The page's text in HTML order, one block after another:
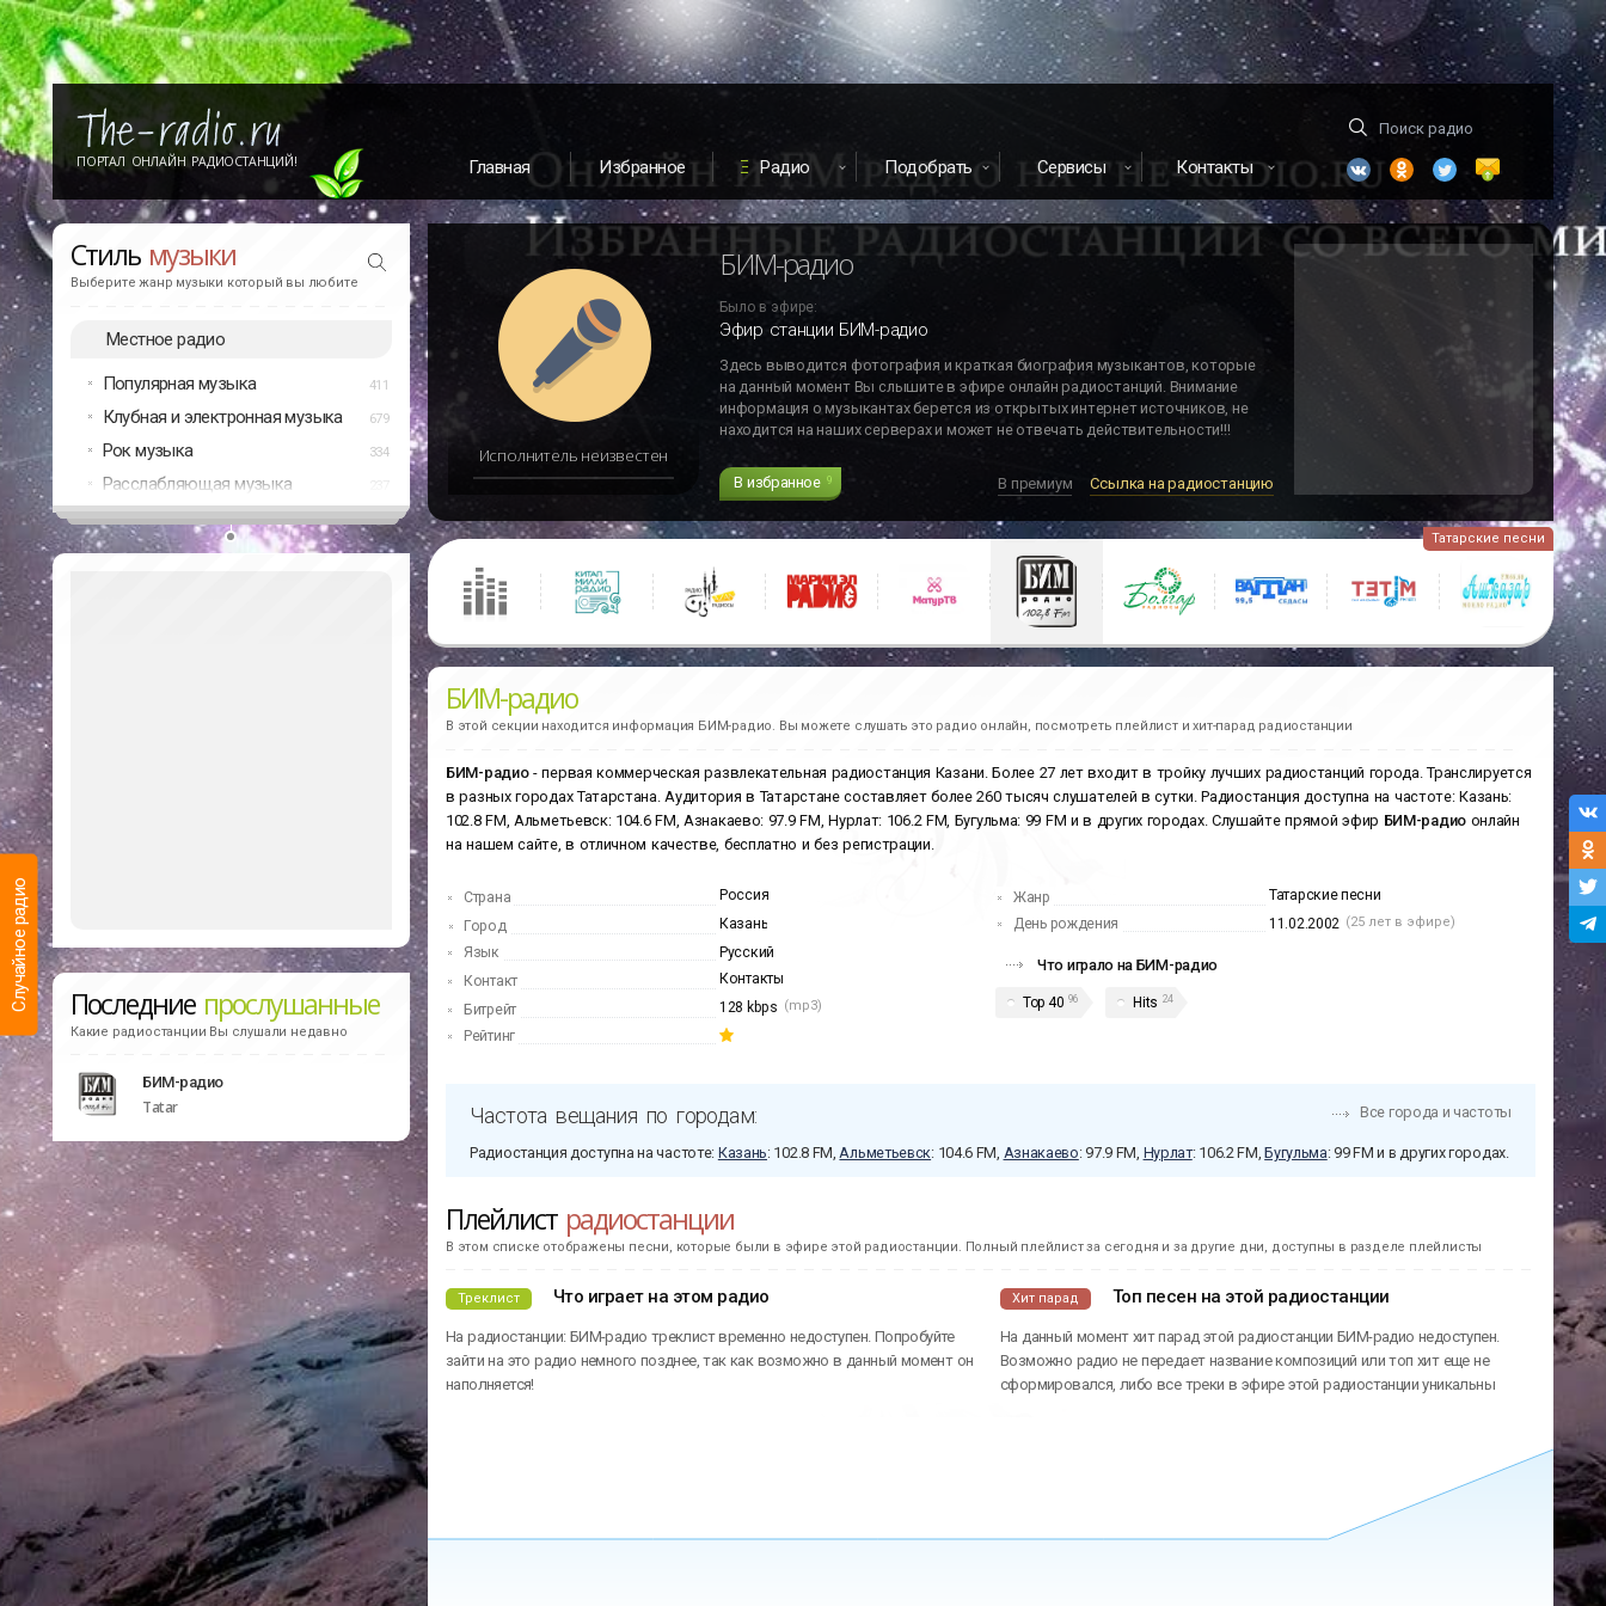
Случайное радио
ПОРТАЛ ОНЛАЙН РАДИОСТАНЦИЙ! Главная Избранное Радио Подобрать Сервисы Контакты
Стиль музыки
Выберите жанр музыки который вы любите
Местное радио
Популярная музыка 411
Клубная и электронная музыка 679
Рок музыка 334
Расслабляющая музыка
Последние прослушанные
Какие радиостанции Вы слушали недавно
БИМ-радио
Tatar
Исполнитель неизвестен
БИМ-радио
Было в эфире:
Эфир станции БИМ-радио
Здесь выводится фотография и краткая биография музыкантов, которые
на данный момент Вы слышите в эфире онлайн радиостанций. Внимание
информация о музыкантах берется из открытых интернет источников, не
находится на наших серверах и может не отвечать действительности!!!
В избранное 9 В премиум Ссылка на радиостанцию
Татарские песни
БИМ-радио
В этой секции находится информация БИМ-радио. Вы можете слушать это радио онлайн, посмотреть плейлист и хит-парад радиостанции
БИМ-радио- первая коммерческая развлекательная радиостанция Казани. Более 27 лет входит в тройку лучших радиостанций города. Транслируется
в разных городах Татарстана. Аудитория в Татарстане составляет более 260 тысяч слушателей в сутки. Радиостанция доступна на частоте: Казань:
102.8 FM, Альметьевск: 104.6 FM, Азнакаево: 97.9 FM, Нурлат: 106.2 FM, Бугульма: 99 FM и в других городах. Слушайте прямой эфир БИМ-радио онлайн
на нашем сайте, в отличном качестве, бесплатно и без регистрации.
Страна
Россия
Город
Казань
Язык
Русский
Контакт
Контакты
Битрейт
128 kbps (mp3)
Рейтинг
Жанр
Татарские песни
День рождения
11.02.2002 (25 лет в эфире)
Что играло на БИМ-радио
Top 40 96 Hits 24
Частота вещания по городам: Все города и частоты
Радиостанция доступна на частоте: Казань: 102.8 FM, Альметьевск: 104.6 FM, Азнакаево: 97.9 FM, Нурлат: 106.2 FM,Бугульма: 99 FM и в других городах.
Плейлист радиостанции
В этом списке отображены песни, которые были в эфире этой радиостанции. Полный плейлист за сегодня и за другие дни, доступны в разделе плейлисты
Треклист Что играет на этом радио
На радиостанции: БИМ-радио треклист временно недоступен. Попробуйте
зайти на это радио немного позднее, так как возможно в данный момент он
наполняется!
Хит парад Топ песен на этой радиостанции
На данный момент хит парад этой радиостанции БИМ-радио недоступен.
Возможно радио не передает название композиций или топ хит еще не
сформировался, либо все треки в эфире этой радиостанции уникальны